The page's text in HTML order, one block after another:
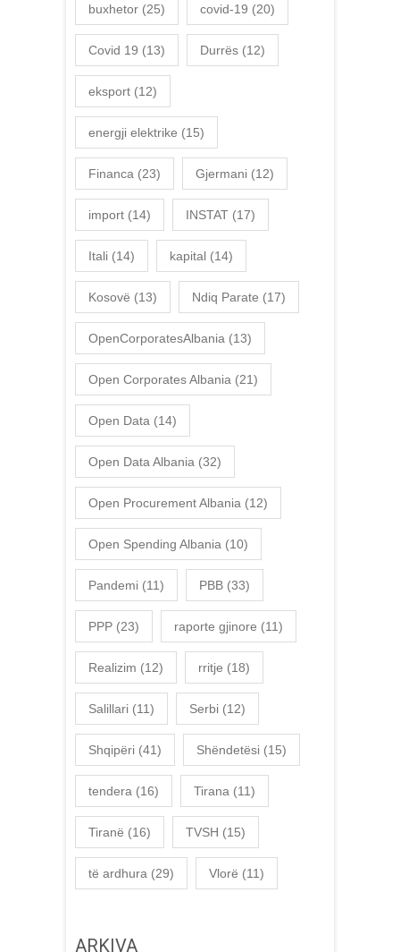
buxhetor (25) covid-19 (20)
Covid 19 (13) Durrës (12)
eksport (12)
energji elektrike (15)
Financa (23) Gjermani (12)
import (14) INSTAT (17)
Itali (14) kapital (14)
Kosovë (13) Ndiq Parate (17)
OpenCorporatesAlbania (13)
Open Corporates Albania (21)
Open Data (14)
Open Data Albania (32)
Open Procurement Albania (12)
Open Spending Albania (10)
Pandemi (11) PBB (33)
PPP (23) raporte gjinore (11)
Realizim (12) rritje (18)
Salillari (11) Serbi (12)
Shqipëri (41) Shëndetësi (15)
tendera (16) Tirana (11)
Tiranë (16) TVSH (15)
të ardhura (29) Vlorë (11)
ARKIVA